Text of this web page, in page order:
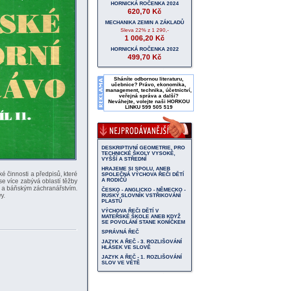
činnosti a předpisů, které
více zabývá oblastí těžby
báňským záchranářstvím.
HORNICKÁ ROČENKA 2024
620,70 Kč
MECHANIKA ZEMIN A ZÁKLADŮ
Sleva 22% z 1 290,-
1 006,20 Kč
HORNICKÁ ROČENKA 2022
499,70 Kč
Sháníte odbornou literaturu,
učebnice? Právo, ekonomika,
management, technika, účetnictví,
veřejná správa a další?
Neváhejte, volejte naši HORKOU
LINKU 599 505 519
DESKRIPTIVNÍ GEOMETRIE, PRO
TECHNICKÉ ŠKOLY VYSOKÉ,
VYŠŠÍ A STŘEDNÍ
HRAJEME SI SPOLU, ANEB
SPOLEČNÁ VÝCHOVA ŘEČI DĚTÍ
A RODIČŮ
ČESKO - ANGLICKO - NĚMECKO -
RUSKÝ SLOVNÍK VSTŘIKOVÁNÍ
PLASTŮ
VÝCHOVA ŘEČI DĚTÍ V
MATEŘSKÉ ŠKOLE ANEB KDYŽ
SE POVOLÁNÍ STANE KONÍČKEM
SPRÁVNÁ ŘEČ
JAZYK A ŘEČ - 3. ROZLIŠOVÁNÍ
HLÁSEK VE SLOVĚ
JAZYK A ŘEČ - 1. ROZLIŠOVÁNÍ
SLOV VE VĚTĚ